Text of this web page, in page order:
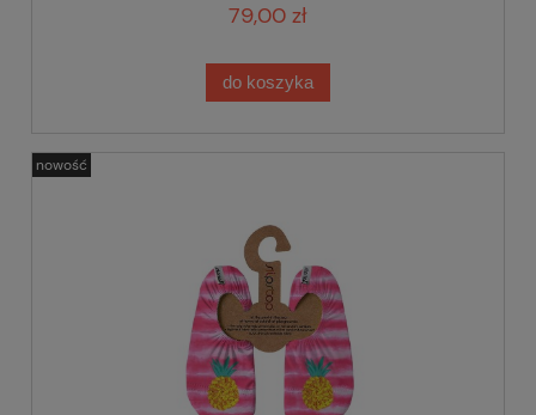
79,00 zł
do koszyka
nowość